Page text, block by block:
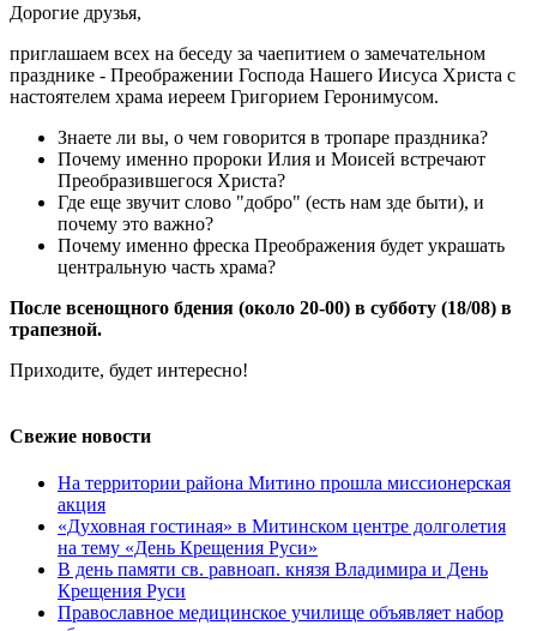
Дорогие друзья,
приглашаем всех на беседу за чаепитием о замечательном
празднике - Преображении Господа Нашего Иисуса Христа с
настоятелем храма иереем Григорием Геронимусом.
Знаете ли вы, о чем говорится в тропаре праздника?
Почему именно пророки Илия и Моисей встречают
Преобразившегося Христа?
Где еще звучит слово "добро" (есть нам зде быти), и
почему это важно?
Почему именно фреска Преображения будет украшать
центральную часть храма?
После всенощного бдения (около 20-00) в субботу (18/08) в
трапезной.
Приходите, будет интересно!
Свежие новости
На территории района Митино прошла миссионерская
акция
«Духовная гостиная» в Митинском центре долголетия
на тему «День Крещения Руси»
В день памяти св. равноап. князя Владимира и День
Крещения Руси
Православное медицинское училище объявляет набор